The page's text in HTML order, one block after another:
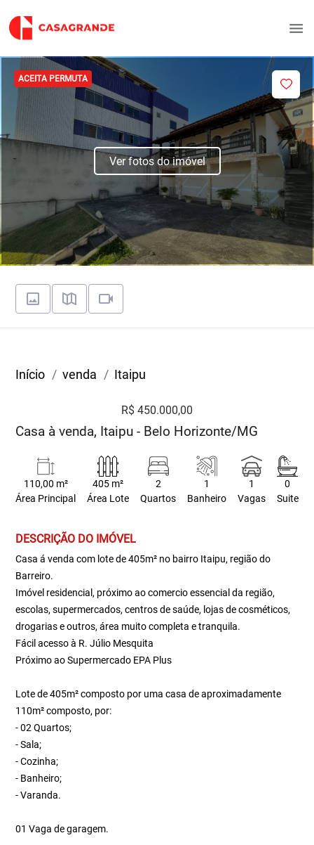
ACEITA PERMUTA
Ver fotos do imóvel
Início venda Itaipu
R$ 450.000,00
Casa à venda, Itaipu - Belo Horizonte/MG
110,00 m²
Área Principal
405 m²
Área Lote
2
Quartos
1
Banheiro
1
Vagas
0
Suite
DESCRIÇÃO DO IMÓVEL
Casa á venda com lote de 405m² no bairro Itaipu, região do
Barreiro.
Imóvel residencial, próximo ao comercio essencial da região,
escolas, supermercados, centros de saúde, lojas de cosméticos,
drogarias e outros, área muito completa e tranquila.
Fácil acesso à R. Júlio Mesquita
Próximo ao Supermercado EPA Plus
Lote de 405m² composto por uma casa de aproximadamente
110m² composto, por:
- 02 Quartos;
- Sala;
- Cozinha;
- Banheiro;
- Varanda.
01 Vaga de garagem.